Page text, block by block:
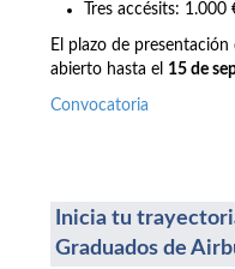
Tres accésits:
El plazo de
abierto hasta el 15 de
Convocatoria
Inicia tu
Graduados de